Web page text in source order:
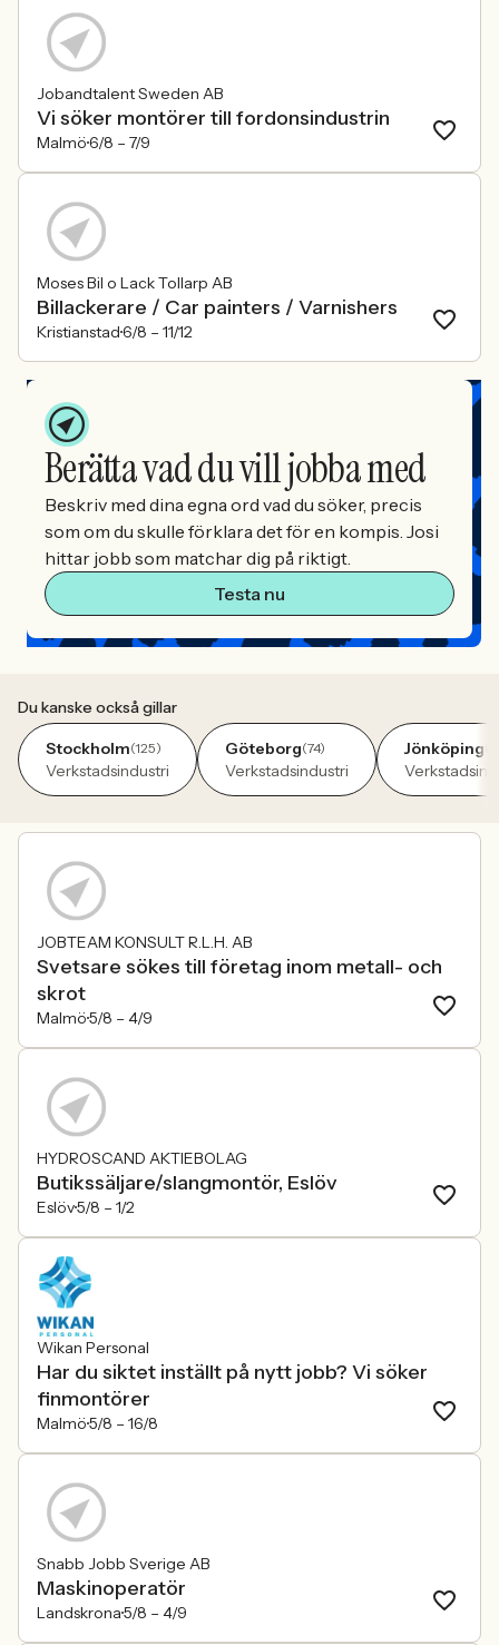
Jobandtalent Sweden AB
Vi söker montörer till fordonsindustrin
Malmö6/8 – 7/9
Moses Bil o Lack Tollarp AB
Billackerare / Car painters / Varnishers
Kristianstad6/8 – 11/12
Berätta vad du vill jobba med
Beskriv med dina egna ord vad du söker, precis
som om du skulle förklara det för en kompis. Josi
hittar jobb som matchar dig på riktigt.
Testa nu
Du kanske också gillar
Stockholm(125)
Verkstadsindustri
Göteborg(74)
Verkstadsindustri
Jönköping
JOBTEAM KONSULT R.L.H. AB
Svetsare sökes till företag inom metall- och
skrot
Malmö5/8 – 4/9
HYDROSCAND AKTIEBOLAG
Butikssäljare/slangmontör, Eslöv
Eslöv5/8 – 1/2
Wikan Personal
Har du siktet inställt på nytt jobb? Vi söker
finmontörer
Malmö5/8 – 16/8
Snabb Jobb Sverige AB
Maskinoperatör
Landskrona5/8 – 4/9